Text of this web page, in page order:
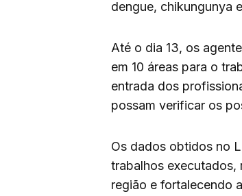
dengue, chikungunya
Até o dia 13, os
em 10 áreas para o
entrada dos
possam verificar os
Os dados obtidos no
trabalhos executados,
região e fortalecendo